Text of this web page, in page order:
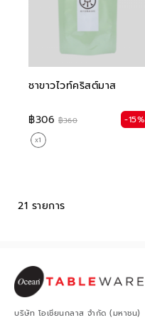
ชาขาวไวท์คริสต์มาส
฿306 ฿360 -15%
21 รายการ
บริษัท โอเชียนกลาส จำกัด (มหาชน)